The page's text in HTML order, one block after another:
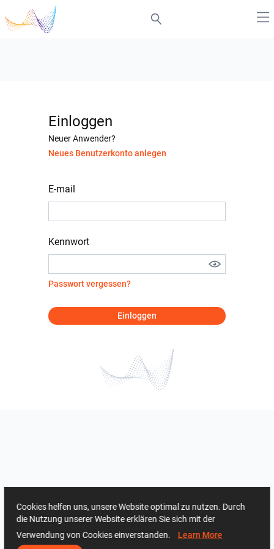
Einloggen
Neuer Anwender?
Neues Benutzerkonto anlegen
E-mail
Kennwort
Passwort vergessen?
Einloggen
Cookies helfen uns, unsere Website optimal zu nutzen. Durch
die Nutzung unserer Website erklären Sie sich mit der
Verwendung von Cookies einverstanden. Learn More